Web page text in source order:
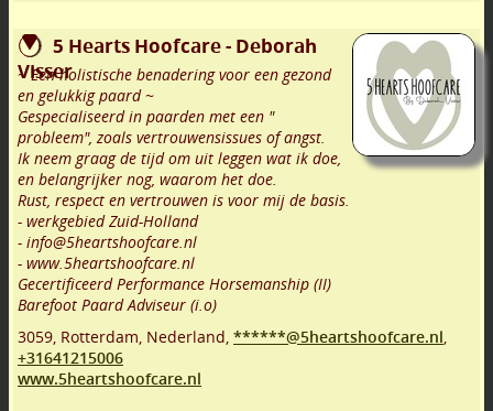
5 Hearts Hoofcare - Deborah
Visser
~ Een holistische benadering voor een gezond
en gelukkig paard ~
Gespecialiseerd in paarden met een "
probleem", zoals vertrouwensissues of angst.
Ik neem graag de tijd om uit leggen wat ik doe,
en belangrijker nog, waarom het doe.
Rust, respect en vertrouwen is voor mij de basis.
- werkgebied Zuid-Holland
- info@5heartshoofcare.nl
- www.5heartshoofcare.nl
Gecertificeerd Performance Horsemanship (II)
Barefoot Paard Adviseur (i.o)
3059, Rotterdam, Nederland, ******@5heartshoofcare.nl,
+31641215006
www.5heartshoofcare.nl